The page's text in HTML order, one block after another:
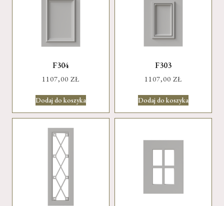
F304
1107,00 ZŁ
Dodaj do koszyka
F303
1107,00 ZŁ
Dodaj do koszyka